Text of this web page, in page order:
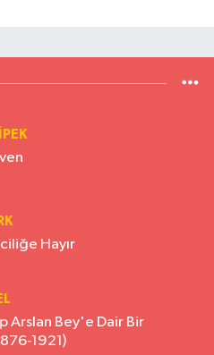
Hayır
Arslan Bey'e Dair Bir
1921)